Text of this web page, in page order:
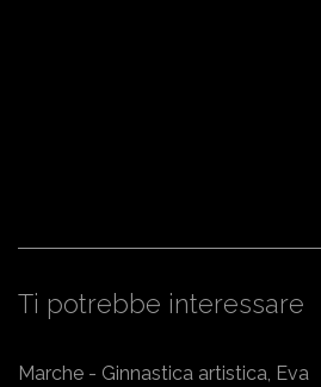
Ti potrebbe interessare
Marche - Ginnastica artistica, Eva